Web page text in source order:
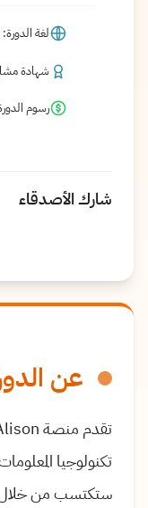
عن
تقدم منصة Alison
تكنولوجيا
ستكتسب من خلال
لغة
شهادة
رسوم
شارك الأصدقاء